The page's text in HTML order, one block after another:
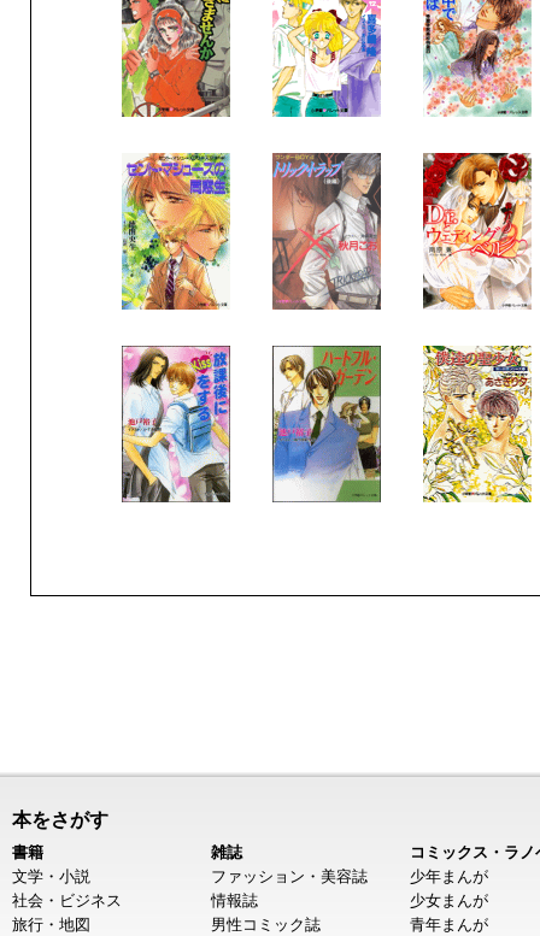
本をさがす
書籍
文学・小説
社会・ビジネス
旅行・地図
雑誌
ファッション・美容誌
情報誌
男性コミック誌
コミックス・ラノ
少年まんが
少女まんが
青年まんが